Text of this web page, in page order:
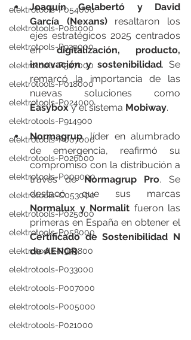
elektrotools-P054000
elektrotools-P081000
elektrotools-P929000
elektrotools-P547000
elektrotools-P018000
elektrotools-P024000
elektrotools-P914900
elektrotools-P007000
elektrotools-P026000
elektrotools-P009000
elektrotools-C053000
elektrotools-P025000
elektrotools-P058000
elektrotools-P979800
elektrotools-P033000
elektrotools-P007000
elektrotools-P005000
elektrotools-P021000
Joaquín Gelabertó y David
García (Nexans) resaltaron los
ejes estratégicos 2025 centrados
en digitalización, producto,
innovación y sostenibilidad. Se
remarcó la importancia de las
Easybox y el sistema Mobiway.
Normagrup, líder en alumbrado
de emergencia, reafirmó su
compromiso con la distribución a
través de Normagrup Pro. Se
Normalux y Normalit fueron las
primeras en España en obtener el
Certificado de Sostenibilidad N
de AENOR.